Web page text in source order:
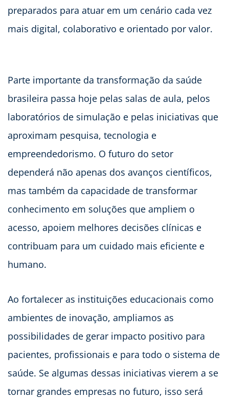
preparados para atuar em um cenário cada vez
mais digital, colaborativo e orientado por valor.
Parte importante da transformação da saúde
brasileira passa hoje pelas salas de aula, pelos
laboratórios de simulação e pelas iniciativas que
aproximam pesquisa, tecnologia e
empreendedorismo. O futuro do setor
dependerá não apenas dos avanços científicos,
mas também da capacidade de transformar
conhecimento em soluções que ampliem o
acesso, apoiem melhores decisões clínicas e
contribuam para um cuidado mais eficiente e
humano.
Ao fortalecer as instituições educacionais como
ambientes de inovação, ampliamos as
possibilidades de gerar impacto positivo para
pacientes, profissionais e para todo o sistema de
saúde. Se algumas dessas iniciativas vierem a se
tornar grandes empresas no futuro, isso será